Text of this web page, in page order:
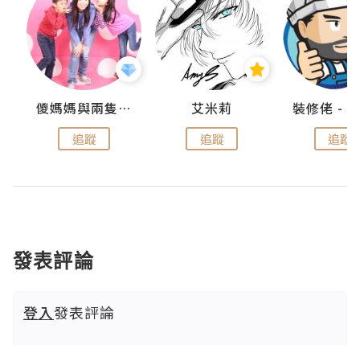
儍媽媽與兩隻小魔怪之家
追蹤
艾米莉
追蹤 追蹤
發表評論
登入發表評論